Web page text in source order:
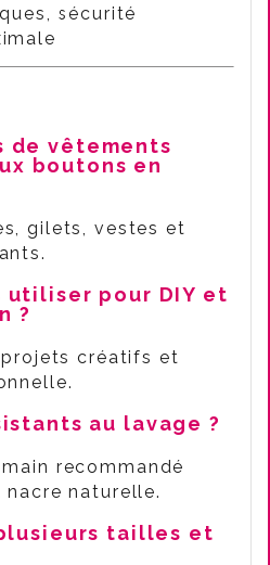
sécurité
de vêtements
boutons en
gilets, vestes et
utiliser pour DIY et
?
créatifs et
au lavage ?
recommandé
naturelle.
tailles et